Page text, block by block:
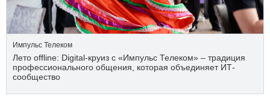
Импульс Телеком
Лето offline: Digital-круиз с «Импульс Телеком» – традиция
профессионального общения, которая объединяет ИТ-
сообщество